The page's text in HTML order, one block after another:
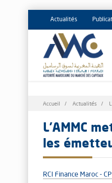
Actualités
Fil
Accueil Actualités
L’AMMC
les
RCI Finance Maroc -